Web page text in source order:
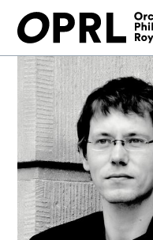
CONCERTS
SAISON 26-27
JEUNES PUBLICS
OPRL
EN PRATIQUE